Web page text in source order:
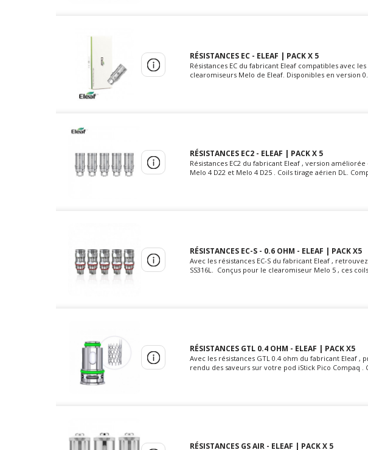
RÉSISTANCES EC - ELEAF | PACK X 5
Résistances EC du fabricant Eleaf compatibles avec
clearomiseurs Melo de Eleaf. Disponibles en version
RÉSISTANCES EC2 - ELEAF | PACK X 5
Résistances EC2 du fabricant Eleaf , version
Melo 4 D22 et Melo 4 D25 . Coils tirage aérien DL.
RÉSISTANCES EC-S - 0.6 OHM - ELEAF | PACK X5
Avec les résistances EC-S du fabricant Eleaf ,
SS316L. Conçus pour le clearomiseur Melo 5 , ces
RÉSISTANCES GTL 0.4 OHM - ELEAF | PACK X5
Avec les résistances GTL 0.4 ohm du fabricant Eleaf
rendu des saveurs sur votre pod iStick Pico Compaq .
RÉSISTANCES GS AIR - ELEAF | PACK X 5